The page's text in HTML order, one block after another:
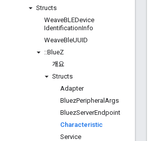
Structs
WeaveBLEDevice
IdentificationInfo
WeaveBleUUID
::BlueZ
개요
Structs
Adapter
BluezPeripheral Args
BluezServerEndpoint
Characteristic
Service